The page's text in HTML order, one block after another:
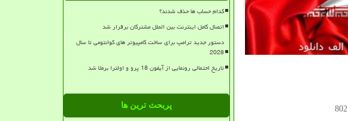
802
کدام حساب ها حذف شدند؟
اتصال کامل اینترنت بین الملل مشترکان برقرار شد
دستور جدید ترامپ برای ساخت کامپیوتر های کوانتومی تا سال
2028
تاریخ احتمالی رونمایی از آیفون 18 پرو و اولترا برملا شد
پربحث ترین ها